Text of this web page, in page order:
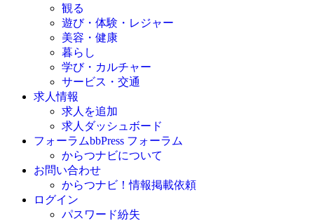
観る
遊び・体験・レジャー
美容・健康
暮らし
学び・カルチャー
サービス・交通
求人情報
求人を追加
求人ダッシュボード
フォーラムbbPress フォーラム
からつナビについて
お問い合わせ
からつナビ！情報掲載依頼
ログイン
パスワード紛失